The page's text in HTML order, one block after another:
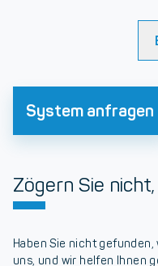
System anfragen
Zögern Sie
Haben Sie nicht
uns, und wir helfen Ihnen